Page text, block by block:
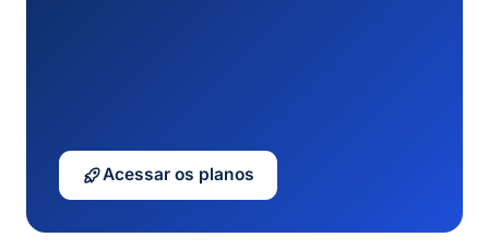
Acessar os planos